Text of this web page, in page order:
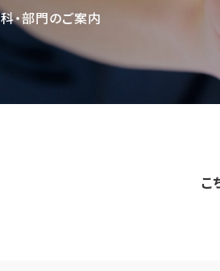
・部門のご案内
こ